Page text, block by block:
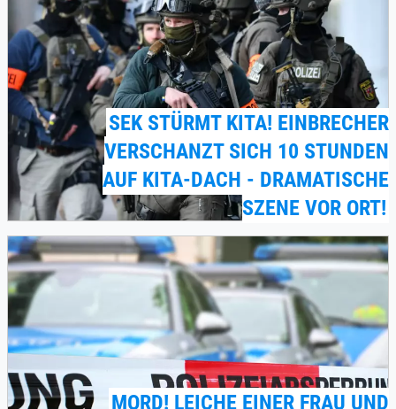
SEK STÜRMT KITA! EINBRECHER
VERSCHANZT SICH 10 STUNDEN
AUF KITA-DACH - DRAMATISCHE
SZENE VOR ORT!
MORD! LEICHE EINER FRAU UND